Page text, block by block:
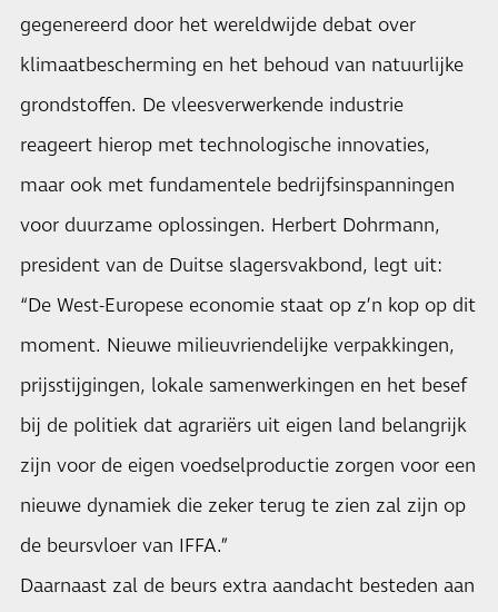
gegenereerd door het wereldwijde debat over
klimaatbescherming en het behoud van natuurlijke
grondstoffen. De vleesverwerkende industrie
reageert hierop met technologische innovaties,
maar ook met fundamentele bedrijfsinspanningen
voor duurzame oplossingen. Herbert Dohrmann,
president van de Duitse slagersvakbond, legt uit:
“De West-Europese economie staat op z’n kop op dit
moment. Nieuwe milieuvriendelijke verpakkingen,
prijsstijgingen, lokale samenwerkingen en het besef
bij de politiek dat agrariërs uit eigen land belangrijk
zijn voor de eigen voedselproductie zorgen voor een
nieuwe dynamiek die zeker terug te zien zal zijn op
de beursvloer van IFFA.”
Daarnaast zal de beurs extra aandacht besteden aan